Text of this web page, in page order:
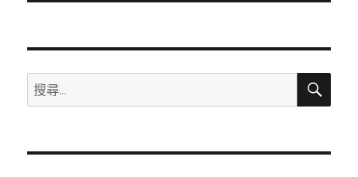
文
搜
尋
鍵
搜